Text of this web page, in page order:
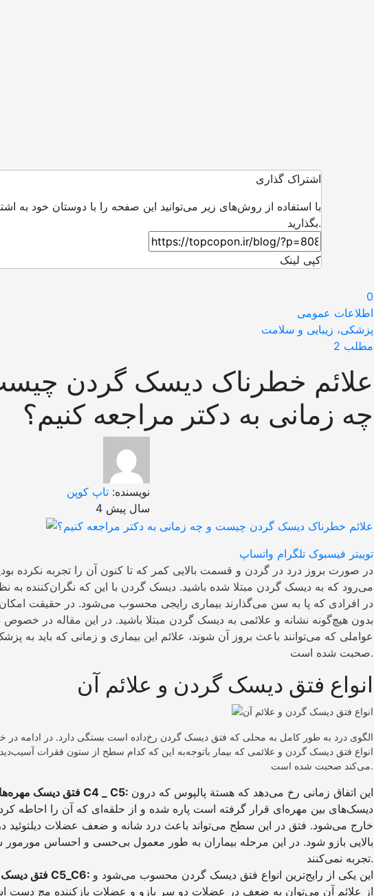
اشتراک گذاری
با استفاده از روش‌های زیر می‌توانید این صفحه را با دوستان خود به
بگذارید.
کپی لینک
0
اطلاعات عمومی
پزشکی، زیبایی و سلامت
مطلب 2
علائم خطرناک دیسک گردن
چه زمانی به دکتر مراجعه کنیم؟
نویسنده: تاپ کوپن
4 سال پیش
توییتر فیسبوک تلگرام واتساپ
در صورت بروز درد در گردن و قسمت بالایی کمر که تا کنون آن را تجربه نکرده
می‌رود که به دیسک گردن مبتلا شده باشید. دیسک گردن با این که نگران‌کننده به
در افرادی که پا به سن می‌گذارند بیماری رایجی محسوب می‌شود. در حقیقت
بدون هیچ‌گونه نشانه و علائمی به دیسک گردن مبتلا باشید. در این مقاله در
عواملی که می‌توانند باعث بروز آن شوند، علائم این بیماری و زمانی که باید به
صحبت شده است.
انواع فتق دیسک گردن و علائم آن
الگوی درد به طور کامل به محلی که فتق دیسک گردن رخ‌داده است بستگی دارد. در ادامه در
انواع فتق دیسک گردن و علائمی که بیمار باتوجه‌به این که کدام سطح از ستون فقرات
می‌کند صحبت شده است.
C4 C5: این اتفاق زمانی رخ می‌دهد که هستة پالپوس که درون
دیسک‌های بین مهره‌ای قرار گرفته است پاره شده و از حلقه‌ای که آن را احاطه
خارج می‌شود. فتق در این سطح می‌تواند باعث درد شانه و ضعف عضلات
بالایی بازو شود. در این مرحله بیماران به طور معمول بی‌حسی و احساس مورمور
تجربه نمی‌کنند.
C5_C6: این یکی از رایج‌ترین انواع فتق دیسک گردن محسوب می‌شود و
از علائم آن می‌توان به ضعف در عضلات دو سر بازو و عضلات بازکننده مچ دست